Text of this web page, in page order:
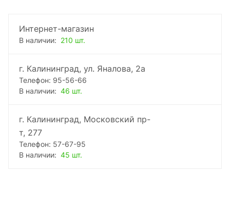
Интернет-магазин
В наличии: 210 шт.
г. Калининград, ул. Яналова, 2а
Телефон: 95-56-66
В наличии: 46 шт.
г. Калининград, Московский пр-
т, 277
Телефон: 57-67-95
В наличии: 45 шт.